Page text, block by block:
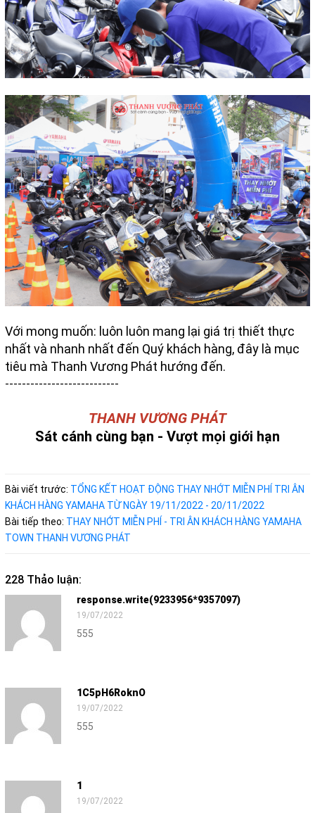
Với mong muốn: luôn luôn mang lại giá trị thiết thực
nhất và nhanh nhất đến Quý khách hàng, đây là mục
tiêu mà Thanh Vương Phát hướng đến.
---------------------------
THANH VƯƠNG PHÁT
Sát cánh cùng bạn - Vượt mọi giới hạn
Bài viết trước: TỔNG KẾT HOẠT ĐỘNG THAY NHỚT MIỄN PHÍ TRI ÂN
KHÁCH HÀNG YAMAHA TỪ NGÀY 19/11/2022 - 20/11/2022
Bài tiếp theo: THAY NHỚT MIỄN PHÍ - TRI ÂN KHÁCH HÀNG YAMAHA
TOWN THANH VƯƠNG PHÁT
228 Thảo luận:
response.write(9233956*9357097)
19/07/2022
555
1C5pH6RoknO
19/07/2022
555
1
19/07/2022